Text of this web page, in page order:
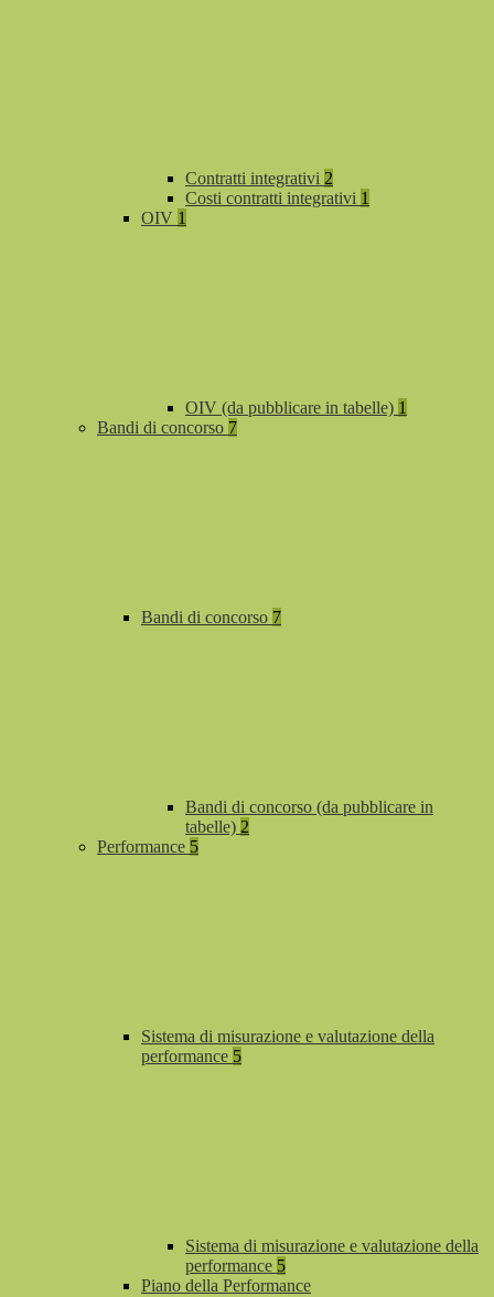
Contratti integrativi 2
Costi contratti integrativi 1
OIV 1
OIV (da pubblicare in tabelle) 1
Bandi di concorso 7
Bandi di concorso 7
Bandi di concorso (da pubblicare in
tabelle) 2
Performance 5
Sistema di misurazione e valutazione della
performance 5
Sistema di misurazione e valutazione della
performance 5
Piano della Performance